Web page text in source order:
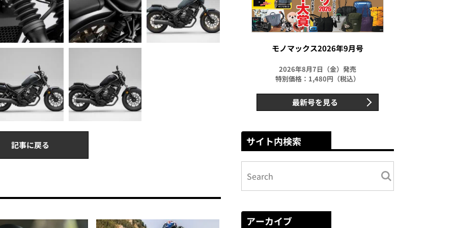
記事に戻る
モノマックス2026年9月号
2026年8月7日（金）発売
特別価格：1,480円（税込）
最新号を見る
サイト内検索
アーカイブ